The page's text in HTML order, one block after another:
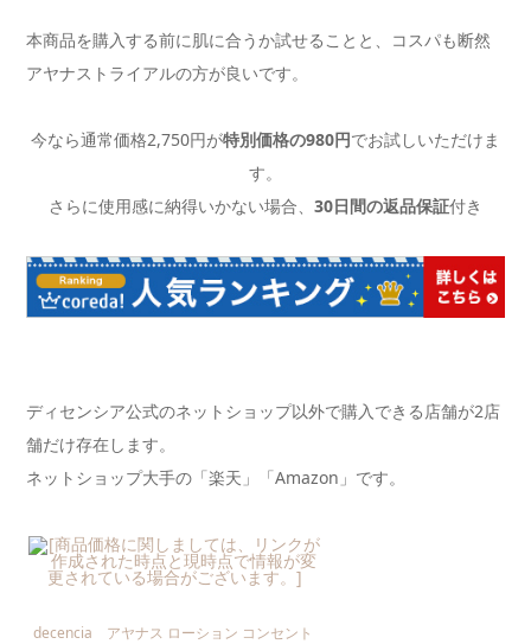
本商品を購入する前に肌に合うか試せることと、コスパも断然
アヤナストライアルの方が良いです。
今なら通常価格2,750円が特別価格の980円でお試しいただけま
す。
さらに使用感に納得いかない場合、 30日間の返品保証付き
ディセンシア公式のネットショップ以外で購入できる店舗が2店
舗だけ存在します。
ネットショップ大手の「楽天」「Amazon」です。
decencia アヤナス ローション コンセント